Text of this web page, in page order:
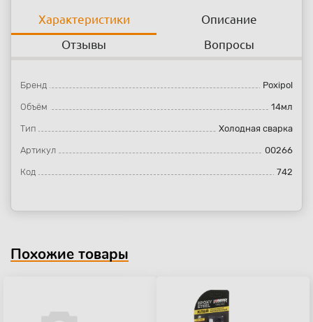
Характеристики
Описание
Отзывы
Вопросы
Бренд Poxipol
Объём 14мл
Тип Холодная сварка
Артикул 00266
Код 742
Похожие товары